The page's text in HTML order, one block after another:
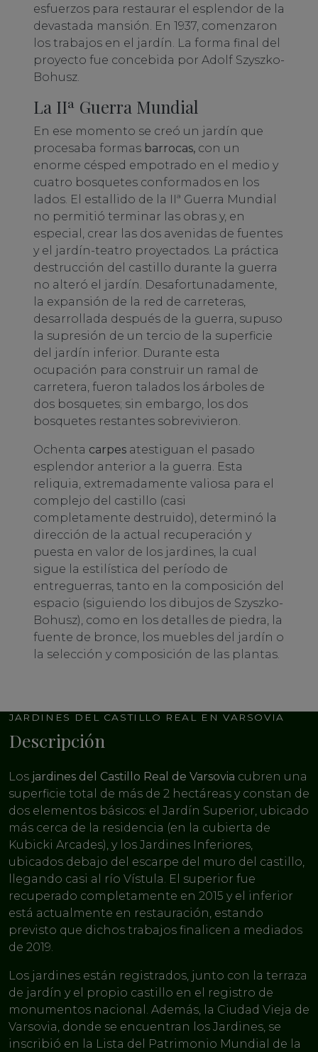
esfuerzos para restaurar el esplendor de la
devastada mansión. En 1937, comenzaron
los trabajos en el jardín. La forma final del
proyecto fue concebida por Adolf Szyszko-
Bohusz.
La IIª Guerra Mundial
En ese momento se creó un jardín que
procesaba formas barrocas,con un
enorme césped empotrado en el medio y
cuatro bosquetes conformados en los
lados. El estallido de la IIª Guerra Mundial
no permitió terminar las obras y, en
especial, crear las dos avenidas de fuentes
y el jardín-teatro proyectados. La práctica
destrucción del castillo durante la guerra
no alteró el jardín. Desafortunadamente,
la expansión de la red de carreteras,
desarrollada después de la guerra, supuso
la supresión de un tercio de la superficie
del jardín inferior. Durante esta
ocupación para construir un ramal de
carretera, fueron talados los árboles de
dos bosquetes; sin embargo, los dos
bosquetes restantes sobrevivieron.
Ochenta carpesatestiguan el pasado
esplendor anterior a la guerra. Esta
reliquia, extremadamente valiosa para el
complejo del castillo (casi
completamente destruido), determinó la
dirección de la actual recuperación y
puesta en valor de los jardines, la cual
sigue la estilística del período de
entreguerras, tanto en la composición del
espacio (siguiendo los dibujos de Szyszko-
Bohusz), como en los detalles de piedra, la
fuente de bronce, los muebles del jardín o
la selección y composición de las plantas.
JARDINES DEL CASTILLO REAL EN VARSOVIA
Descripción
Los jardines del Castillo Real de Varsovia cubren una
superficie total de más de 2 hectáreas y constan de
dos elementos básicos: el Jardín Superior, ubicado
más cerca de la residencia (en la cubierta de
Kubicki Arcades), y los Jardines Inferiores,
ubicados debajo del escarpe del muro del castillo,
llegando casi al río Vístula. El superior fue
recuperado completamente en 2015 y el inferior
está actualmente en restauración, estando
previsto que dichos trabajos finalicen a mediados
de 2019.
Los jardines están registrados, junto con la terraza
de jardín y el propio castillo en el registro de
monumentos nacional. Además, la Ciudad Vieja de
Varsovia, donde se encuentran los Jardines, se
inscribió en la Lista del Patrimonio Mundial de la